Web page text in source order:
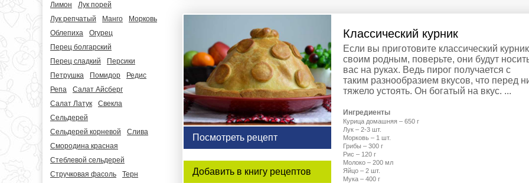
Лимон
Лук порей
Лук репчатый
Манго
Морковь
Облепиха
Огурец
Перец болгарский
Перец сладкий
Персики
Петрушка
Помидор
Редис
Репа
Салат Айсберг
Салат Латук
Свекла
Сельдерей
Сельдерей корневой
Слива
Смородина красная
Стеблевой сельдерей
Стручковая фасоль
Терн
Посмотреть рецепт
Добавить в книгу рецептов
Классический курник
Если вы приготовите классический курник
своим родным, поверьте, они будут
вас на руках. Ведь пирог получается с
таким разнообразием вкусов, что перед
тяжело устоять. Он богатый на вкус. ...
Ингредиенты
Курица домашняя – 650 г
Лук – 2-3 шт.
Морковь – 1 шт.
Грибы – 300 г
Рис – 120 г
Молоко – 200 мл
Яйцо – 2 шт.
Мука – 400 г